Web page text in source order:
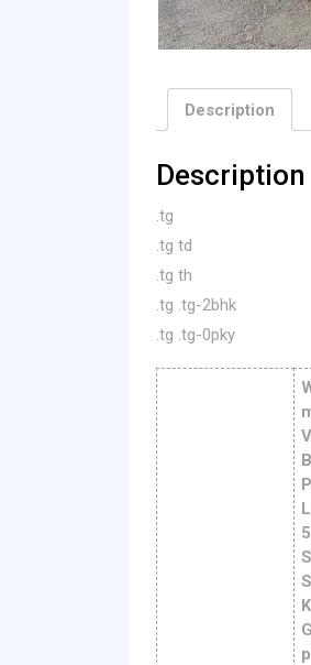
Description
Description
.tg
.tg td
.tg th
.tg .tg-2bhk
.tg .tg-0pky